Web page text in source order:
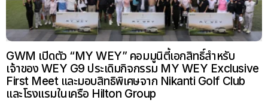
GWM เปิดตัว “MY WEY” คอมมูนิตี้เอกสิทธิ์สำหรับ
เจ้าของ WEY G9 ประเดิมกิจกรรม MY WEY Exclusive
First Meet และมอบสิทธิพิเศษจาก Nikanti Golf Club
และโรงแรมในเครือ Hilton Group